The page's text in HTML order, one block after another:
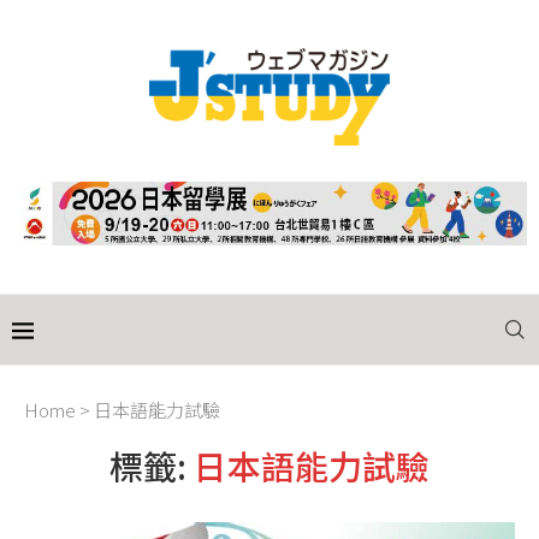
Home > 日本語能力試驗
標籤: 日本語能力試驗